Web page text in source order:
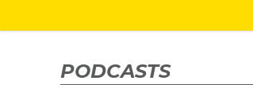
PODCASTS